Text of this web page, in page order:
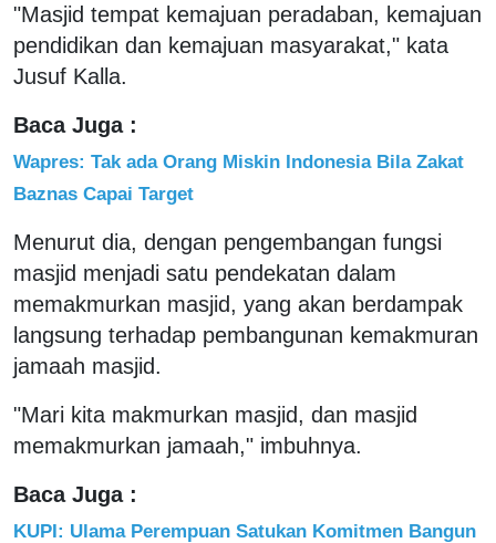
"Masjid tempat kemajuan peradaban, kemajuan
pendidikan dan kemajuan masyarakat," kata
Jusuf Kalla.
Baca Juga :
Wapres: Tak ada Orang Miskin Indonesia Bila Zakat
Baznas Capai Target
Menurut dia, dengan pengembangan fungsi
masjid menjadi satu pendekatan dalam
memakmurkan masjid, yang akan berdampak
langsung terhadap pembangunan kemakmuran
jamaah masjid.
"Mari kita makmurkan masjid, dan masjid
memakmurkan jamaah," imbuhnya.
Baca Juga :
KUPI: Ulama Perempuan Satukan Komitmen Bangun